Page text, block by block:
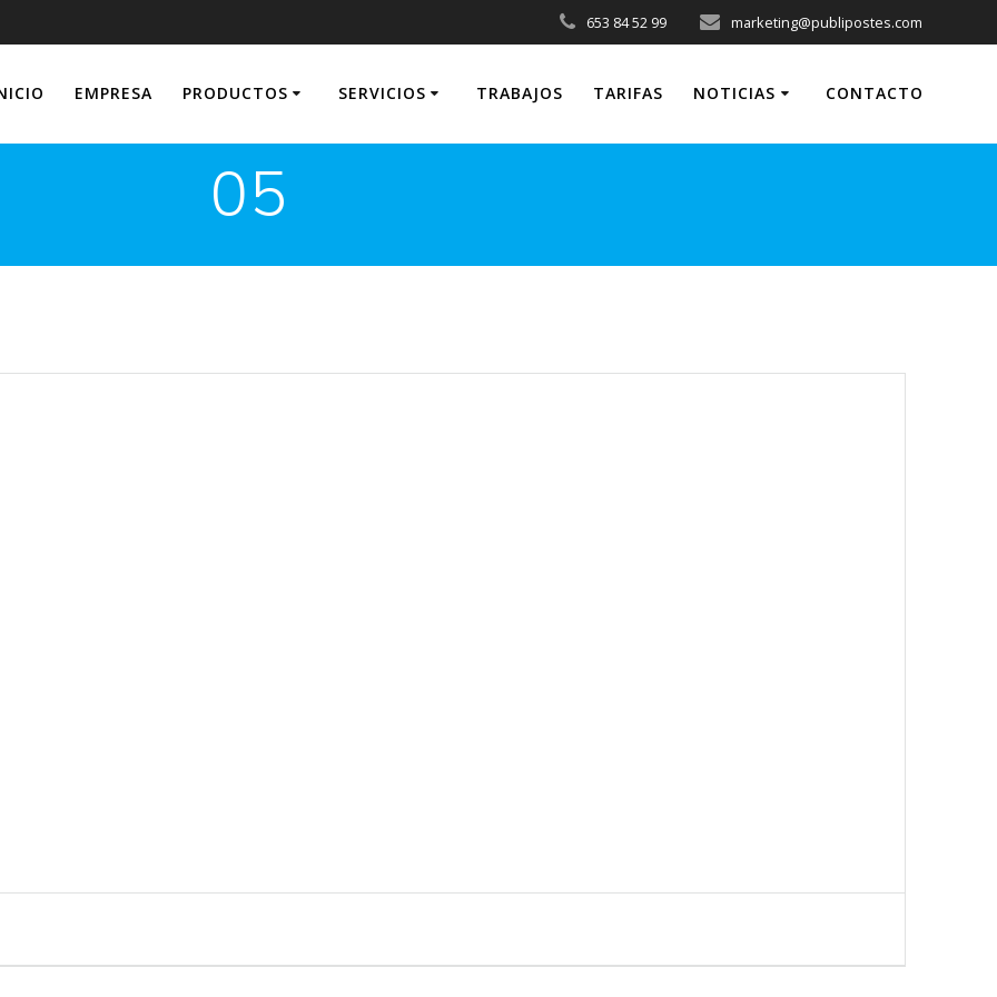
653 84 52 99 marketing@publipostes.com
EMPRESA PRODUCTOS SERVICIOS TRABAJOS TARIFAS NOTICIAS CONTACTO
05